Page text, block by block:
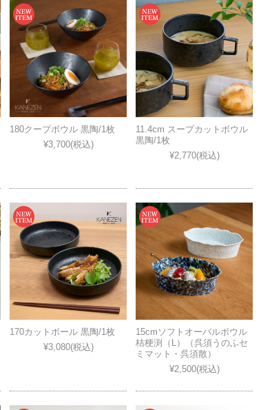
180クープボウル 黒陶/1枚
¥3,700(税込)
11.4cm スープカットボウル
黒陶/1枚
¥2,770(税込)
170カットボール 黒陶/1枚
¥3,080(税込)
15cmソフトオーバルボウル
桔梗渕（L）（呉須うのふセ
ミマット・呉須散）
¥2,500(税込)